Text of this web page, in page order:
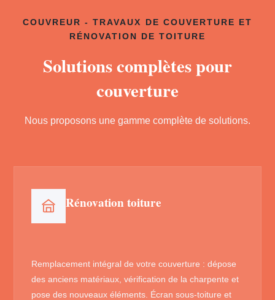
COUVREUR - TRAVAUX DE COUVERTURE ET
RÉNOVATION DE TOITURE
Solutions complètes pour
couverture
Nous proposons une gamme complète de solutions.
Rénovation toiture
Remplacement intégral de votre couverture : dépose
des anciens matériaux, vérification de la charpente et
pose des nouveaux éléments. Écran sous-toiture et